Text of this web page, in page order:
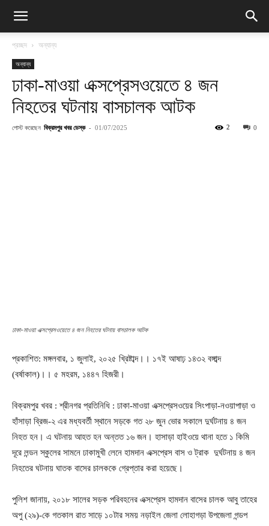
প্রচ্ছদ অন্যান্য
অন্যান্য
ঢাকা-মাওয়া এক্সপ্রেসওয়েতে ৪ জন
নিহতের ঘটনায় বাসচালক আটক
পোস্ট করেছেন বিক্রমপুর খবর ডেস্ক - 01/07/2025 0
2
ঢাকা-মাওয়া এক্সপ্রেসওয়েতে ৪ জন নিহতের ঘটনায় বাসচালক আটক
প্রকাশিত: মঙ্গলবার, ১ জুলাই, ২০২৫ খ্রিষ্টাব্দ।। ১৭ই আষাঢ় ১৪৩২ বঙ্গাব্দ
(বর্ষাকাল)।। ৫ মহরম, ১৪৪৭ হিজরী।
বিক্রমপুর খবর : শ্রীনগর প্রতিনিধি : ঢাকা-মাওয়া এক্সপ্রেসওয়ের সিংপাড়া-নওয়াপাড়া ও
হাঁসাড়া ব্রিজ-২ এর মধ্যবর্তী স্থানে সড়কে গত ২৮ জুন ভোর সকালে দুর্ঘটনায় ৪ জন
নিহত হন। এ ঘটনায় আহত হন অন্তত ১৬ জন। হাসাড়া হাইওয়ে থানা হতে ১ কিমি
দূরে লন্ডন স্কুলের সামনে ঢাকামুখী লেনে হামদান এক্সপ্রেস বাস ও ট্রাক দুর্ঘটনায় ৪ জন
নিহতের ঘটনায় ঘাতক বাসের চালককে গ্রেপ্তার করা হয়েছে।
পুলিশ জানায়, ২০১৮ সালের সড়ক পরিবহনের এক্সপ্রেস হামদান বাসের চালক আবু তাহের
অপু (২৯)-কে গতকাল রাত সাড়ে ১০টার সময় নড়াইল জেলা লোহাগড়া উপজেলা গন্ডপ